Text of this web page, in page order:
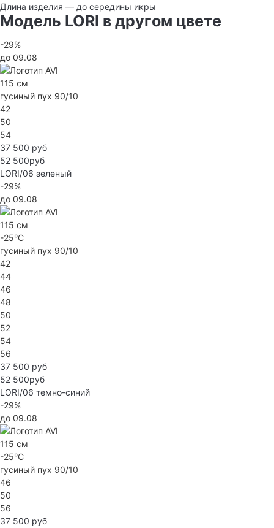
Длина изделия — до середины икры
Модель LORI в другом цвете
-29%
до 09.08
115 см
гусиный пух 90/10
42
50
54
37 500 руб
52 500руб
LORI/06 зеленый
-29%
до 09.08
115 см
-25°C
гусиный пух 90/10
42
44
46
48
50
52
54
56
37 500 руб
52 500руб
LORI/06 темно-синий
-29%
до 09.08
115 см
-25°C
гусиный пух 90/10
46
50
56
37 500 руб